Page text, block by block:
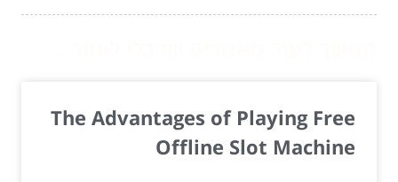
The Advantages of Playing Free
Offline Slot Machine